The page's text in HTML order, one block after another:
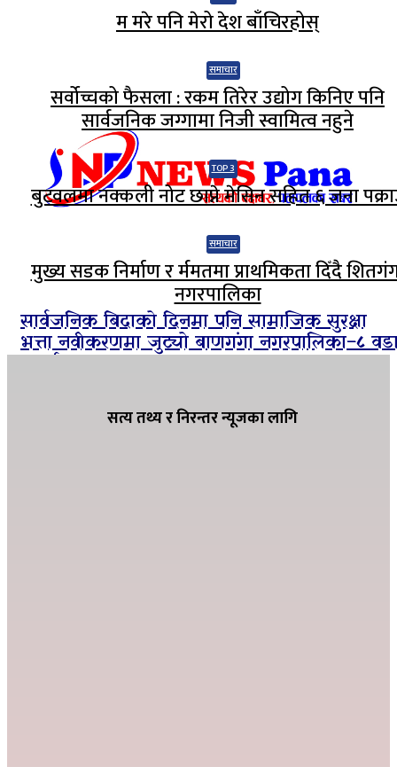
म मरे पनि मेरो देश बाँचिरहोस्
समाचार
सर्वोच्चको फैसला : रकम तिरेर उद्योग किनिए पनि
सार्वजनिक जग्गामा निजी स्वामित्व नहुने
TOP 3
बुटवलमा नक्कली नोट छाप्ने मेसिन सहित ६ जना
समाचार
मुख्य सडक निर्माण र र्ममतमा प्राथमिकता दिँदै
नगरपालिका
सार्वजनिक बिदाको दिनमा पनि सामाजिक सुरक्षा
भत्ता नवीकरणमा जुट्यो बाणगंगा नगरपालिका–८
सत्य तथ्य र निरन्तर न्यूजका लागि